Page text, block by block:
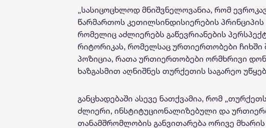
„სასიცოცხლოდ მნიშვნელოვანია, რომ
წარმართოს კეთილსინდისიერების
რომელიც აძლიერებს გაწევრიანების
რიტორიკას, რომელსაც ურთიერთობები ჩიხში
პოზიცია, რათა ურთიერთობები ორმხრივი
ხაზგასმით აღნიშნეს თურქეთის საგარეო
განცხადებაში ასევე ნათქვამია, რომ
ძლიერი, ინსტიტუციონალიზებული და
თანამშრომლობის განვითარება ორივე